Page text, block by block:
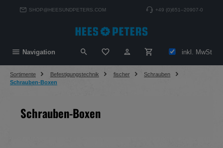
springenSHOP@HEESUNDPETERS.COM +49 (0)651–20907-0
Navigation Du hast 0 Produkte auf deminkl. MwSt
Sortimente Befestigungstechnik fischer
Schrauben
Schrauben-Boxen
Schrauben-Boxen